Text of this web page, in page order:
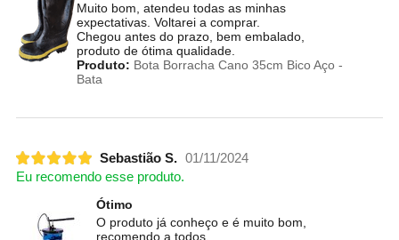
Muito bom, atendeu todas as minhas
expectativas. Voltarei a comprar.
Chegou antes do prazo, bem embalado,
produto de ótima qualidade.
Produto: Bota Borracha Cano 35cm Bico Aço -
Bata
Sebastião S. 01/11/2024
Eu recomendo esse produto.
Ótimo
O produto já conheço e é muito bom,
recomendo a todos.